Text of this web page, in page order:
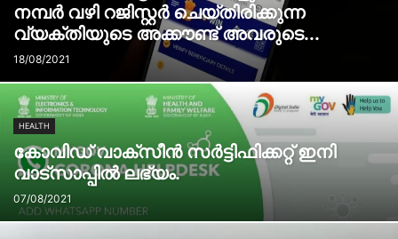
നമ്പർ വഴി റജിസ്റ്റർ ചെയ്തിരിക്കുന്ന
വ്യക്തിയുടെ അക്കൗണ്ട് അവരുടെ...
18/08/2021
HEALTH
കോവിഡ് വാക്സീൻ സർട്ടിഫിക്കറ്റ് ഇനി
വാട്സാപ്പിൽ ലഭ്യം.
07/08/2021